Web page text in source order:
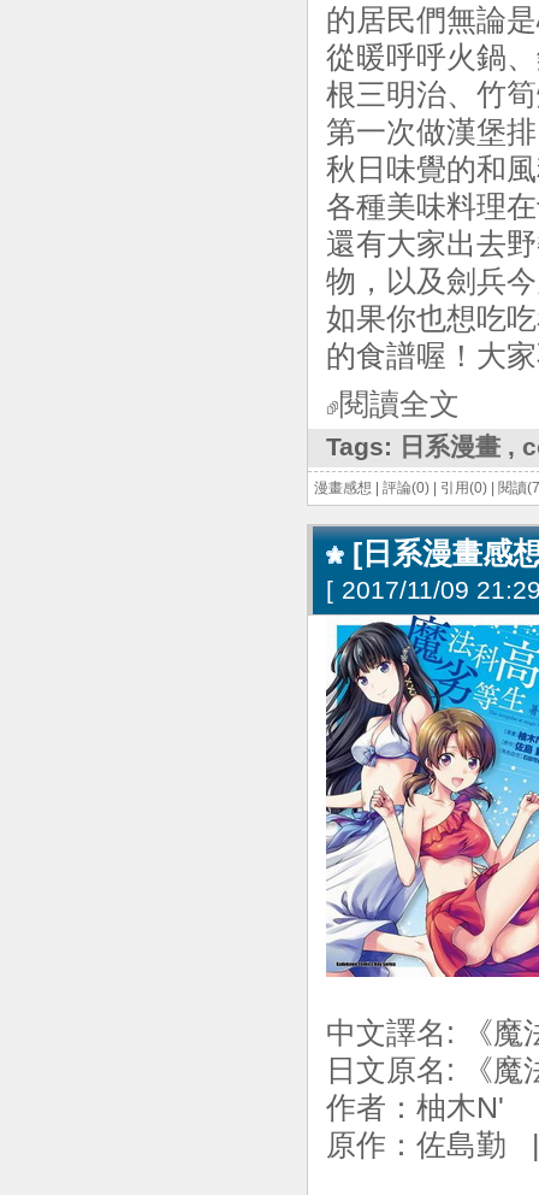
的居民們無論
從暖呼呼火鍋
根三明治、竹
第一次做漢堡
秋日味覺的和
各種美味料理
還有大家出去
物，以及劍兵
如果你也想吃
的食譜喔！大
閱讀全文
Tags: 日系漫畫 ,
漫畫感想 評論(0) 引用(0) 閱讀
[日系漫畫感
[ 2017/11/09
中文譯名: 《
日文原名: 《
作者：柚木
原作：佐島勤